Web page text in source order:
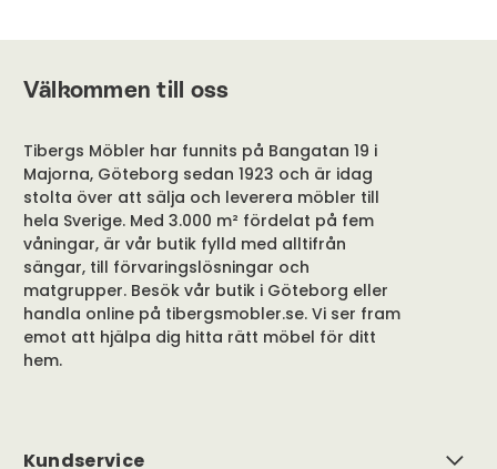
Välkommen till oss
Tibergs Möbler har funnits på Bangatan 19 i
Majorna, Göteborg sedan 1923 och är idag
stolta över att sälja och leverera möbler till
hela Sverige. Med 3.000 m² fördelat på fem
våningar, är vår butik fylld med alltifrån
sängar, till förvaringslösningar och
matgrupper. Besök vår butik i Göteborg eller
handla online på tibergsmobler.se. Vi ser fram
emot att hjälpa dig hitta rätt möbel för ditt
hem.
Kundservice